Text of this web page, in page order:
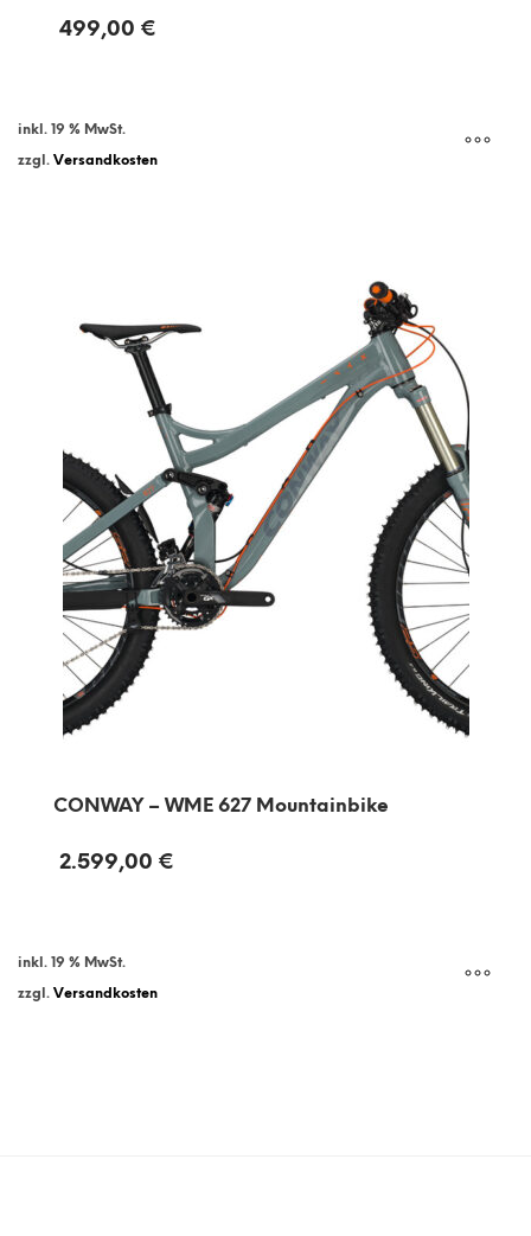
499,00 €
inkl. 19 % MwSt.
zzgl. Versandkosten
CONWAY – WME 627 Mountainbike
2.599,00 €
inkl. 19 % MwSt.
zzgl. Versandkosten